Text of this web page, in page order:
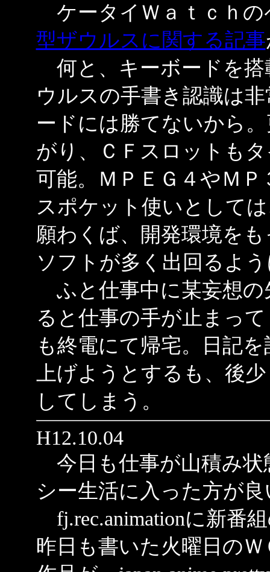
ケータイＷａｔｃｈの
型ザウルスに関する記事
何と、キーボードを搭
ウルスの手書き認識は
ードには勝てないから
がり、ＣＦスロットも
可能。ＭＰＥＧ４やＭ
スポケット使いとして
願わくば、開発環境を
ソフトが多く出回るよ
ふと仕事中に某妄想の
ると仕事の手が止まっ
も終電にて帰宅。日記
上げようとするも、後
してしまう。
H12.10.04
今日も仕事が山積み状
シー生活に入った方が
fj.rec.animationに新番
昨日も書いた火曜日のＷ